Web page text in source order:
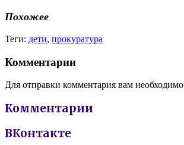
Похожее
Теги: дети, прокуратура
Комментарии
Для отправки комментария вам необходимо
Комментарии
ВКонтакте